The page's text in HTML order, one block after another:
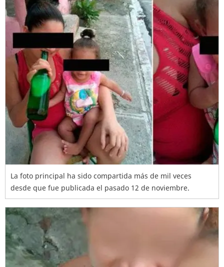
La foto principal ha sido compartida más de mil veces
desde que fue publicada el pasado 12 de noviembre.